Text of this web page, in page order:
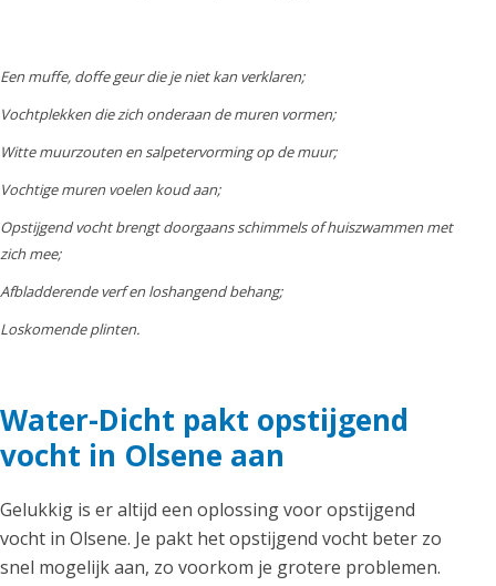
Een muffe, doffe geur die je niet kan verklaren;
Vochtplekken die zich onderaan de muren vormen;
Witte muurzouten en salpetervorming op de muur;
Vochtige muren voelen koud aan;
Opstijgend vocht brengt doorgaans schimmels of huiszwammen met
zich mee;
Afbladderende verf en loshangend behang;
Loskomende plinten.
Water-Dicht pakt opstijgend
vocht in Olsene aan
Gelukkig is er altijd een oplossing voor opstijgend
vocht in Olsene. Je pakt het opstijgend vocht beter zo
snel mogelijk aan, zo voorkom je grotere problemen.